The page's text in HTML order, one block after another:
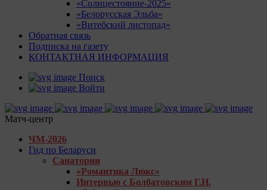
«Солнцестояние-2025»
«Белорусская Эльба»
«Витебский листопад»
Обратная связь
Подписка на газету
КОНТАКТНАЯ ИНФОРМАЦИЯ
Поиск
Войти
Матч-центр
ЧМ-2026
Гид по Беларуси
Санатории
«Романтика Люкс»
Интервью с Болбатовским Г.Н.